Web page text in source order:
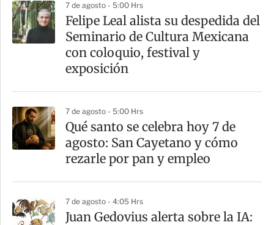
a
r
t
7 de agosto - 5:00 Hrs
Felipe Leal alista su despedida del
Seminario de Cultura Mexicana
con coloquio, festival y
exposición
7 de agosto - 5:00 Hrs
Qué santo se celebra hoy 7 de
agosto: San Cayetano y cómo
rezarle por pan y empleo
7 de agosto - 4:05 Hrs
Juan Gedovius alerta sobre la IA: